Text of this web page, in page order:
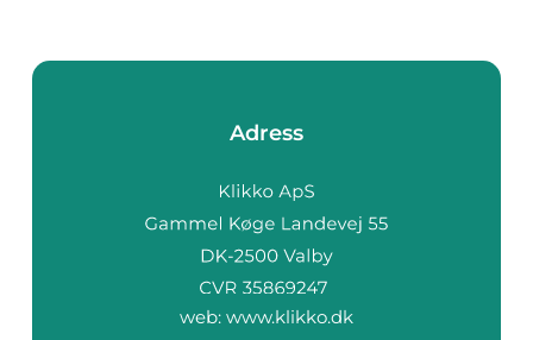
Adress
web: www.klikko.dk